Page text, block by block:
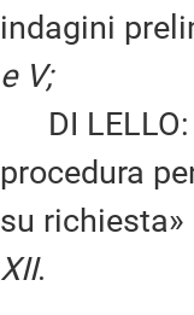
indagini
e V;
DI LELLO:
procedura
su
XII.